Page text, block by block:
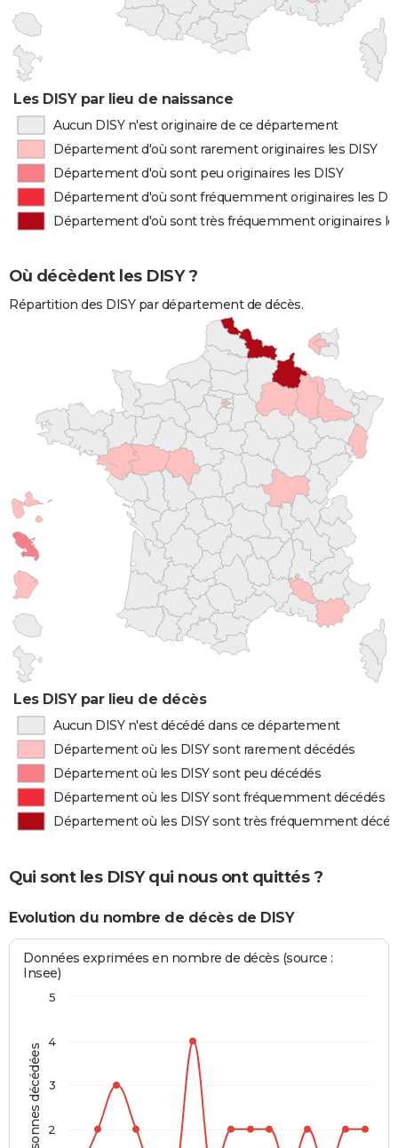
Les DISY par lieu de naissance
Aucun DISY n'est originaire de ce département
Département d'où sont rarement originaires les DISY
Département d'où sont peu originaires les DISY
Département d'où sont fréquemment originaires les
Département d'où sont très fréquemment originaires
Où décèdent les DISY ?
Répartition des DISY par département de décès.
Les DISY par lieu de décès
Aucun DISY n'est décédé dans ce département
Département où les DISY sont rarement décédés
Département où les DISY sont peu décédés
Département où les DISY sont fréquemment décédés
Département où les DISY sont très fréquemment
Qui sont les DISY qui nous ont quittés ?
Evolution du nombre de décès de DISY
Personnes décédées
Données exprimées en nombre de décès (source :
Insee)
2
3
4
5